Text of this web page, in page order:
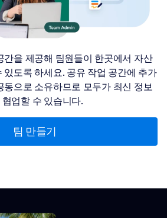
간을 제공해 팀원들이 한곳에서 자산
있도록 하세요. 공유 작업 공간에 추가
동으로 소유하므로 모두가 최신 정보
업할 수 있습니다.
팀 만들기